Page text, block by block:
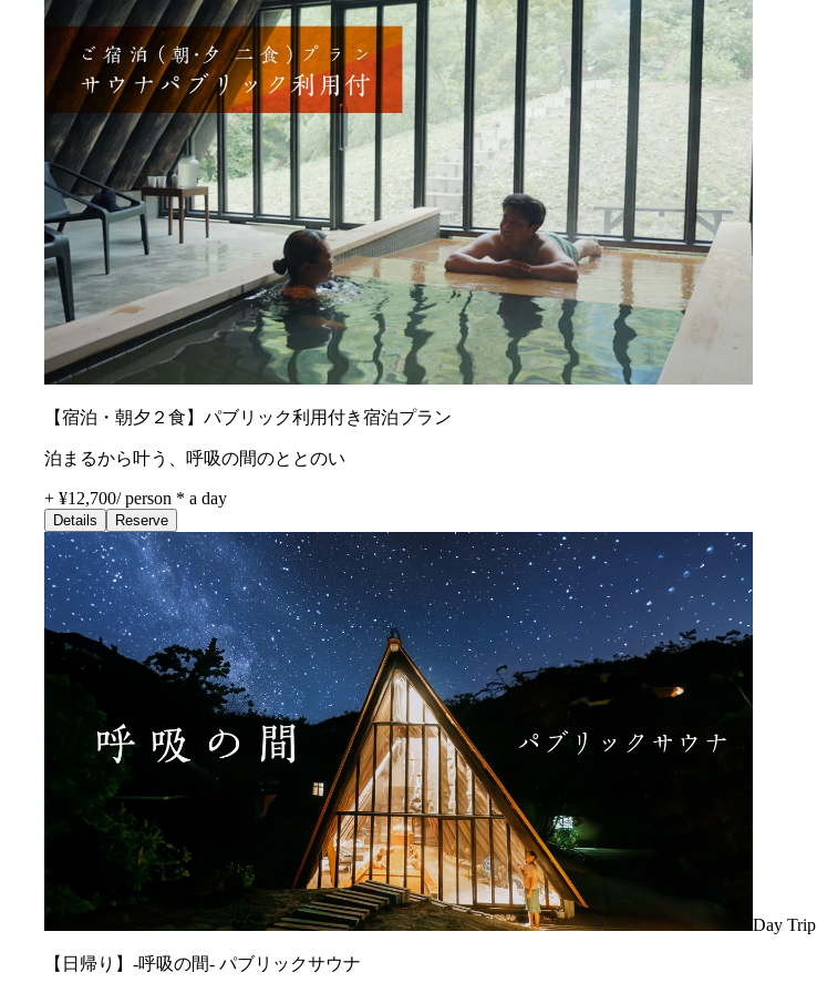
【宿泊・朝夕２食】パブリック利用付き宿泊プラン
泊まるから叶う、呼吸の間のととのい
+ ¥12,700/person * a day
Details Reserve
Day Trip
【日帰り】-呼吸の間- パブリックサウナ